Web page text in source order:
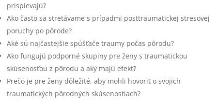
prispievajú?
Ako často sa stretávame s prípadmi posttraumatickej stresovej
poruchy po pôrode?
Aké sú najčastejšie spúšťače traumy počas pôrodu?
Ako fungujú podporné skupiny pre ženy s traumatickou
skúsenosťou z pôrodu a aký majú efekt?
Prečo je pre ženy dôležité, aby mohli hovoriť o svojich
traumatických pôrodných skúsenostiach?